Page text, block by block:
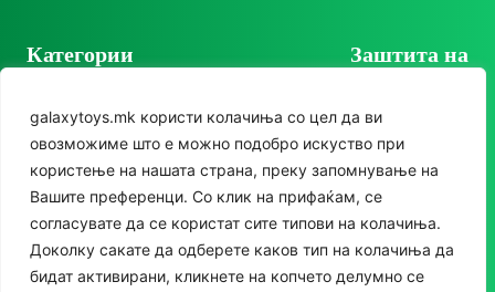
galaxytoys.mk користи колачиња со цел да ви
овозможиме што е можно подобро искуство при
користење на нашата страна, преку запомнување на
Вашите преференци. Со клик на прифаќам, се
согласувате да се користат сите типови на колачиња.
Доколку сакате да одберете каков тип на колачиња да
бидат активирани, кликнете на копчето делумно се
Категории
Сезонска опрема
Друштвени игри
За двор
Едукативни
Заштита на
Политика на
приватност
Политика за колачиња
Следете нè
Instagram
Facebook